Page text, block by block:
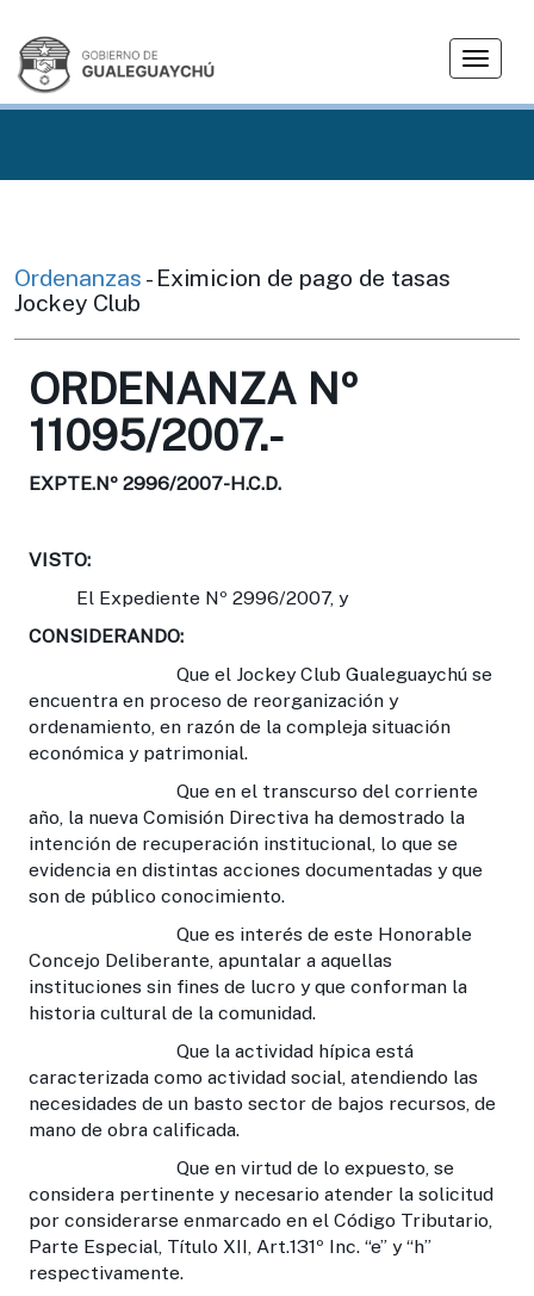
T
g
Ordenanzas - Eximicion de pago de tasas
Jockey Club
ORDENANZA Nº
11095/2007.-
EXPTE.Nº 2996/2007-H.C.D.
VISTO:
El Expediente Nº 2996/2007, y
CONSIDERANDO:
Que el Jockey Club Gualeguaychú se
encuentra en proceso de reorganización y
ordenamiento, en razón de la compleja situación
económica y patrimonial.
Que en el transcurso del corriente
año, la nueva Comisión Directiva ha demostrado la
intención de recuperación institucional, lo que se
evidencia en distintas acciones documentadas y que
son de público conocimiento.
Que es interés de este Honorable
Concejo Deliberante, apuntalar a aquellas
instituciones sin fines de lucro y que conforman la
historia cultural de la comunidad.
Que la actividad hípica está
caracterizada como actividad social, atendiendo las
necesidades de un basto sector de bajos recursos, de
mano de obra calificada.
Que en virtud de lo expuesto, se
considera pertinente y necesario atender la solicitud
por considerarse enmarcado en el Código Tributario,
Parte Especial, Título XII, Art.131º Inc. “e” y “h”
respectivamente.